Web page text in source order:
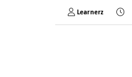
Learnerz